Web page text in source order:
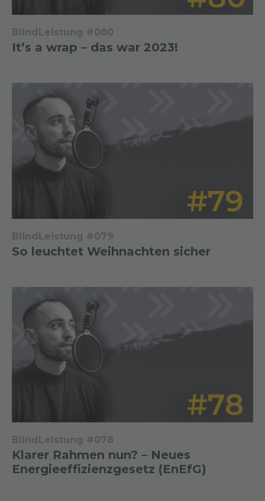
BlindLeistung #080
It’s a wrap – das war 2023!
BlindLeistung #079
So leuchtet Weihnachten sicher
BlindLeistung #078
Klarer Rahmen nun? – Neues
Energieeffizienzgesetz (EnEfG)